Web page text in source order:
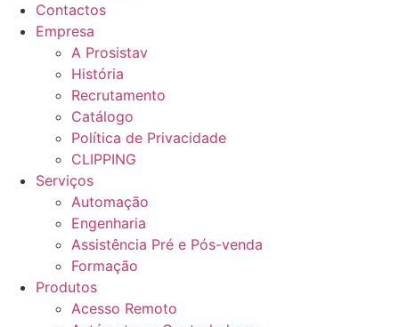
Contactos
Empresa
A Prosistav
História
Recrutamento
Catálogo
Política de Privacidade
CLIPPING
Serviços
Automação
Engenharia
Assistência Pré e Pós-venda
Formação
Produtos
Acesso Remoto